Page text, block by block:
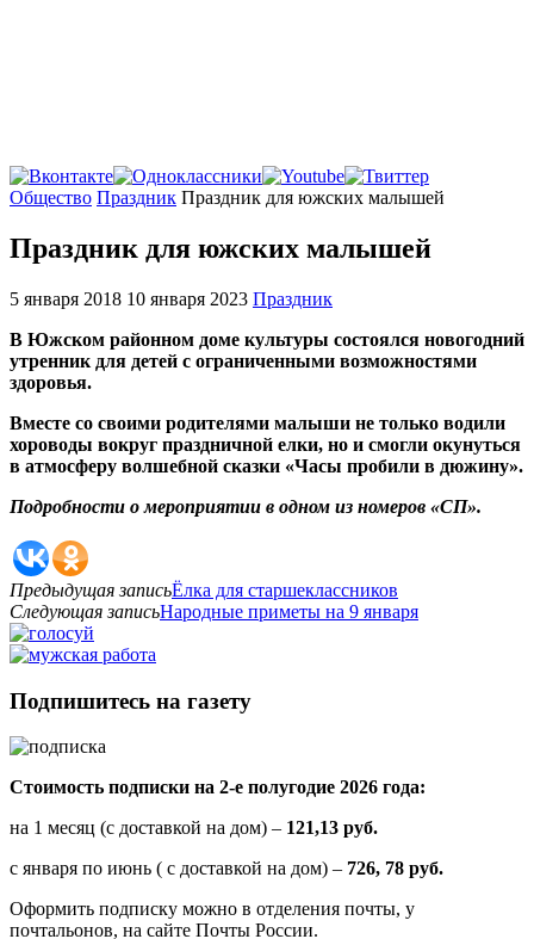
Главная
Общество Праздник Праздник для южских малышей
Праздник для южских малышей
5 января 2018 10 января 2023 Праздник
В Южском районном доме культуры состоялся новогодний
утренник для детей с ограниченными возможностями
здоровья.
Вместе со своими родителями малыши не только водили
хороводы вокруг праздничной елки, но и смогли окунуться
в атмосферу волшебной сказки «Часы пробили в дюжину».
Подробности о мероприятии в одном из номеров «СП».
Предыдущая записьЁлка для старшеклассников
Следующая записьНародные приметы на 9 января
Подпишитесь на газету
Стоимость подписки на 2-е полугодие 2026 года:
на 1 месяц (с доставкой на дом) – 121,13 руб.
с января по июнь ( с доставкой на дом) – 726, 78 руб.
Оформить подписку можно в отделения почты, у
почтальонов, на сайте Почты России.